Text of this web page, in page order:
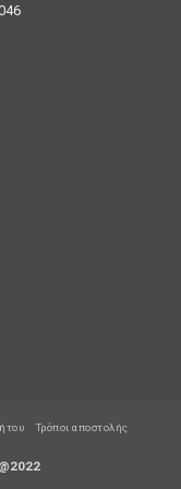
Τρόποι αποστολής